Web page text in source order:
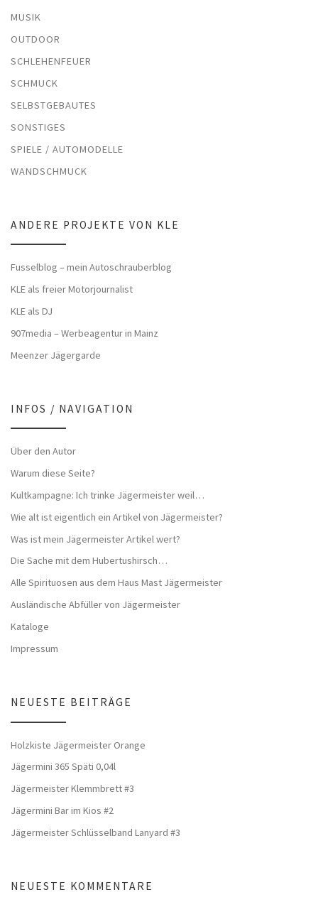
MUSIK
OUTDOOR
SCHLEHENFEUER
SCHMUCK
SELBSTGEBAUTES
SONSTIGES
SPIELE / AUTOMODELLE
WANDSCHMUCK
ANDERE PROJEKTE VON KLE
Fusselblog – mein Autoschrauberblog
KLE als freier Motorjournalist
KLE als DJ
907media – Werbeagentur in Mainz
Meenzer Jägergarde
INFOS / NAVIGATION
Über den Autor
Warum diese Seite?
Kultkampagne: Ich trinke Jägermeister weil…
Wie alt ist eigentlich ein Artikel von Jägermeister?
Was ist mein Jägermeister Artikel wert?
Die Sache mit dem Hubertushirsch…
Alle Spirituosen aus dem Haus Mast Jägermeister
Ausländische Abfüller von Jägermeister
Kataloge
Impressum
NEUESTE BEITRÄGE
Holzkiste Jägermeister Orange
Jägermini 365 Späti 0,04l
Jägermeister Klemmbrett #3
Jägermini Bar im Kios #2
Jägermeister Schlüsselband Lanyard #3
NEUESTE KOMMENTARE